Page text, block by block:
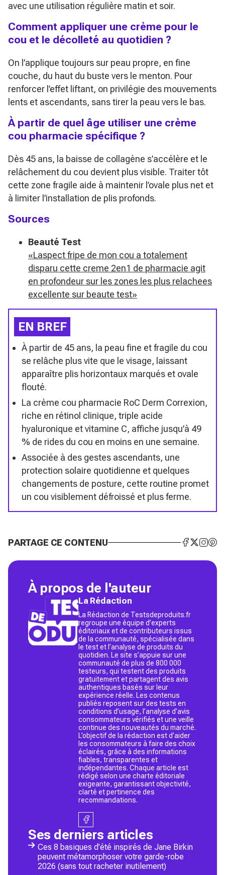
avec une utilisation régulière matin et soir.
Comment appliquer une crème pour le
cou et le décolleté au quotidien ?
On l’applique toujours sur peau propre, en fine
couche, du haut du buste vers le menton. Pour
renforcer l’effet liftant, on privilégie des mouvements
lents et ascendants, sans tirer la peau vers le bas.
À partir de quel âge utiliser une crème
cou pharmacie spécifique ?
Dès 45 ans, la baisse de collagène s’accélère et le
relâchement du cou devient plus visible. Traiter tôt
cette zone fragile aide à maintenir l’ovale plus net et
à limiter l’installation de plis profonds.
Sources
Beauté Test
«Laspect fripe de mon cou a totalement
disparu cette creme 2en1 de pharmacie agit
en profondeur sur les zones les plus relachees
excellente sur beaute test»
EN BREF
À partir de 45 ans, la peau fine et fragile du cou
se relâche plus vite que le visage, laissant
apparaître plis horizontaux marqués et ovale
flouté.
La crème cou pharmacie RoC Derm Correxion,
riche en rétinol clinique, triple acide
hyaluronique et vitamine C, affiche jusqu’à 49
% de rides du cou en moins en une semaine.
Associée à des gestes ascendants, une
protection solaire quotidienne et quelques
changements de posture, cette routine promet
un cou visiblement défroissé et plus ferme.
PARTAGE CE CONTENU
À propos de l'auteur
La Rédaction
La Rédaction de Testsdeproduits.fr
regroupe une équipe d’experts
éditoriaux et de contributeurs issus
de la communauté, spécialisée dans
le test et l’analyse de produits du
quotidien. Le site s’appuie sur une
communauté de plus de 800 000
testeurs, qui testent des produits
gratuitement et partagent des avis
authentiques basés sur leur
expérience réelle. Les contenus
publiés reposent sur des tests en
conditions d’usage, l’analyse d’avis
consommateurs vérifiés et une veille
continue des nouveautés du marché.
L’objectif de la rédaction est d’aider
les consommateurs à faire des choix
éclairés, grâce à des informations
fiables, transparentes et
indépendantes. Chaque article est
rédigé selon une charte éditoriale
exigeante, garantissant objectivité,
clarté et pertinence des
recommandations.
Ses derniers articles
Ces 8 basiques d’été inspirés de Jane Birkin
peuvent métamorphoser votre garde-robe
2026 (sans tout racheter inutilement)